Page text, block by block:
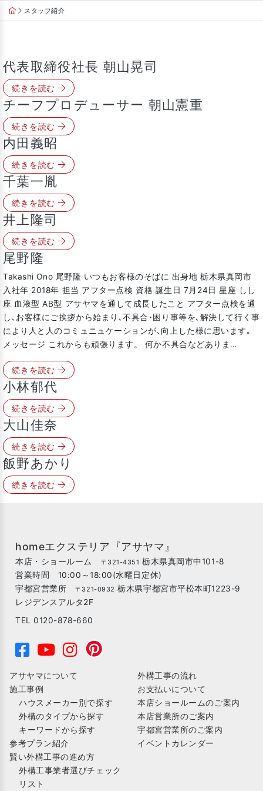
Skip
to
スタッフ紹介
代表取締役社長 朝山晃司
続きを読む
チーフプロデューサー 朝山憲重
続きを読む
内田義昭
続きを読む
千葉一胤
続きを読む
井上隆司
続きを読む
尾野隆
Takashi Ono 尾野隆 いつもお客様のそばに 出身地 栃木県真岡市
入社年 2018年 担当 アフター点検 資格 誕生日 7月24日 星座 しし
座 血液型 AB型 アサヤマを通して成長したこと アフター点検を通
し､お客様にご挨拶から始まり､不具合･困り事等を､解決して行く事
により人と人のコミュニュケーションが､向上した様に思います｡
メッセージ これからも頑張ります。 何か不具合などありま…
続きを読む
小林郁代
続きを読む
大山佳奈
続きを読む
飯野あかり
続きを読む
homeエクステリア『アサヤマ』
本店・ショールーム 〒321-4351 栃木県真岡市中101-8
営業時間 10:00～18:00(水曜日定休)
宇都宮営業所 〒321-0932 栃木県宇都宮市平松本町1223-9
レジデンスアルタ2F
TEL 0120-878-660
アサヤマについて
施工事例
ハウスメーカー別で探す
外構のタイプから探す
キーワードから探す
参考プラン紹介
賢い外構工事の進め方
外構工事業者選びチェック
リスト
外構工事の流れ
お支払いについて
本店ショールームのご案内
本店営業所のご案内
宇都宮営業所のご案内
イベントカレンダー